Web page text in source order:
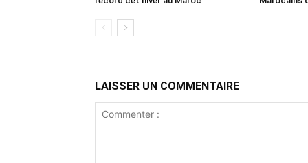
LAISSER UN COMMENTAIRE